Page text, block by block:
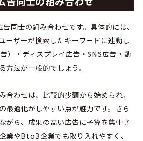
同士の組み合わせです。具体的には、
ーザーが検索したキーワードに連動し
）・ディスプレイ広告・SNS広告・動
方法が一般的でしょう。
合わせは、比較的少額から始められ、
最適化がしやすい点が魅力です。さら
がら、成果の高い広告に予算を集中さ
業やBtoB企業でも取り入れやすく、